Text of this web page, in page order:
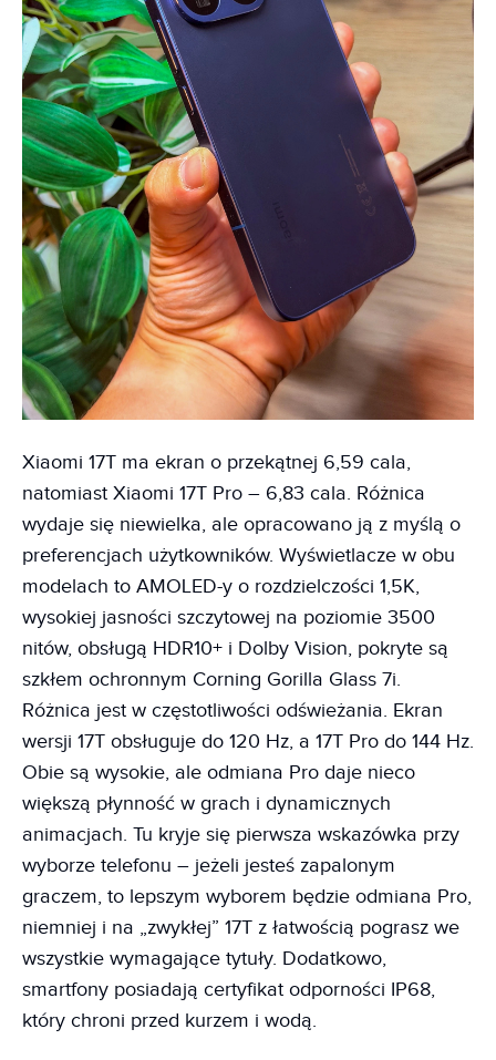
Xiaomi 17T ma ekran o przekątnej 6,59 cala,
natomiast Xiaomi 17T Pro – 6,83 cala. Różnica
wydaje się niewielka, ale opracowano ją z myślą o
preferencjach użytkowników. Wyświetlacze w obu
modelach to AMOLED-y o rozdzielczości 1,5K,
wysokiej jasności szczytowej na poziomie 3500
nitów, obsługą HDR10+ i Dolby Vision, pokryte są
szkłem ochronnym Corning Gorilla Glass 7i.
Różnica jest w częstotliwości odświeżania. Ekran
wersji 17T obsługuje do 120 Hz, a 17T Pro do 144 Hz.
Obie są wysokie, ale odmiana Pro daje nieco
większą płynność w grach i dynamicznych
animacjach. Tu kryje się pierwsza wskazówka przy
wyborze telefonu – jeżeli jesteś zapalonym
graczem, to lepszym wyborem będzie odmiana Pro,
niemniej i na „zwykłej” 17T z łatwością pograsz we
wszystkie wymagające tytuły. Dodatkowo,
smartfony posiadają certyfikat odporności IP68,
który chroni przed kurzem i wodą.